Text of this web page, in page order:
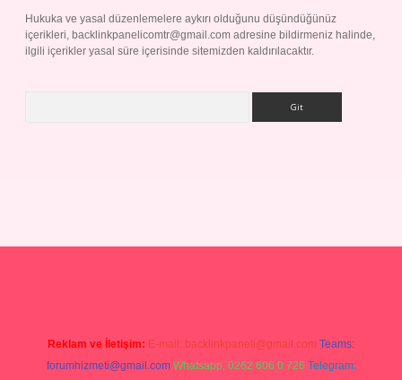
Hukuka ve yasal düzenlemelere aykırı olduğunu düşündüğünüz
içerikleri, backlinkpanelicomtr@gmail.com adresine bildirmeniz halinde,
ilgili içerikler yasal süre içerisinde sitemizden kaldırılacaktır.
Reklam ve İletişim: E-mail: backlinkpaneli@gmail.com Teams:
forumhizmeti@gmail.com Whatsapp: 0262 606 0 726 Telegram: